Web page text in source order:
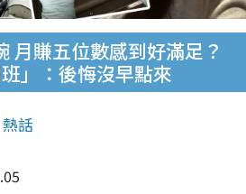
月賺五位數感到好滿足？
」：後悔沒早點來
熱話